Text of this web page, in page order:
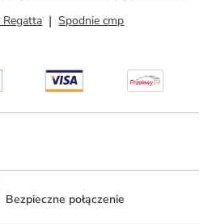
Spodnie cmp
Bezpieczne połączenie